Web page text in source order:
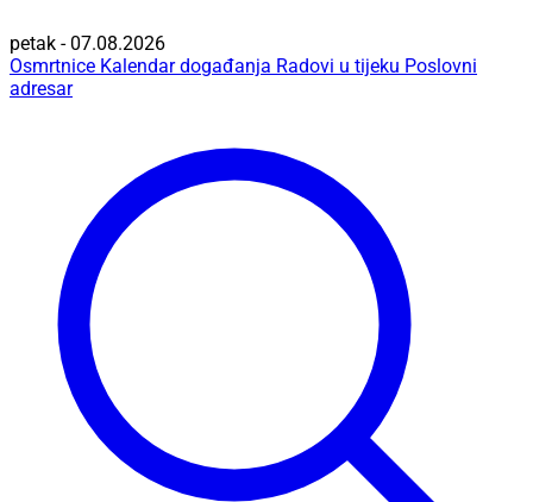
petak - 07.08.2026
Osmrtnice Kalendar događanja Radovi u tijeku Poslovni
adresar